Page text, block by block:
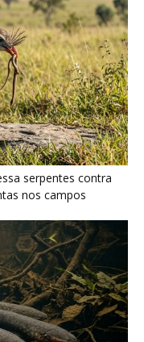
serpentes contra
nos campos